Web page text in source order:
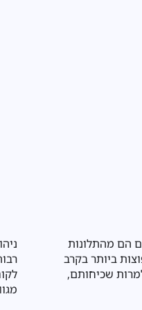
של לקויות למידה
באופן משמעותי על
הרגשי והחברתי